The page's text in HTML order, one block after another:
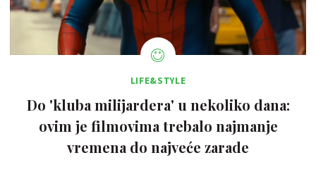
LIFE&STYLE
Do 'kluba milijardera' u nekoliko dana:
ovim je filmovima trebalo najmanje
vremena do najveće zarade